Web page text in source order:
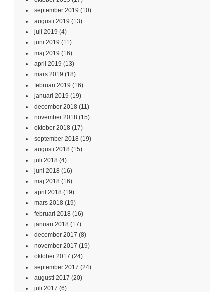
september 2019 (10)
augusti 2019 (13)
juli 2019 (4)
juni 2019 (11)
maj 2019 (16)
april 2019 (13)
mars 2019 (18)
februari 2019 (16)
januari 2019 (19)
december 2018 (11)
november 2018 (15)
oktober 2018 (17)
september 2018 (19)
augusti 2018 (15)
juli 2018 (4)
juni 2018 (16)
maj 2018 (16)
april 2018 (19)
mars 2018 (19)
februari 2018 (16)
januari 2018 (17)
december 2017 (8)
november 2017 (19)
oktober 2017 (24)
september 2017 (24)
augusti 2017 (20)
juli 2017 (6)